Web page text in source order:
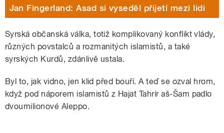
Jan Fingerland: Asad si vyseděl přijetí mezi lidi
Syrská občanská válka, totiž komplikovaný konflikt vlády,
různých povstalců a rozmanitých islamistů, a také
syrských Kurdů, zdánlivě ustala.
Byl to, jak vidno, jen klid před bouří. A teď se ozval hrom,
když pod náporem islamistů z Hajat Tahrír aš-Šam padlo
dvoumilionové Aleppo.